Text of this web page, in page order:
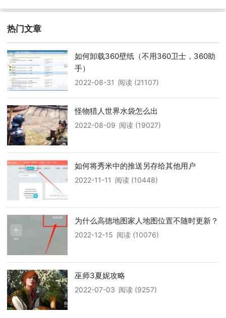
热门文章
如何卸载360壁纸（不用360卫士，360助
手）
2022-08-31 阅读 (21107)
怪物猎人世界水袋怎么出
2022-08-09 阅读 (19027)
如何将秀米中的推送另存给其他用户
2022-11-11 阅读 (10448)
为什么高德地图家人地图位置不随时更新？
2022-12-15 阅读 (10076)
巫师3夏妮攻略
2022-07-03 阅读 (9257)